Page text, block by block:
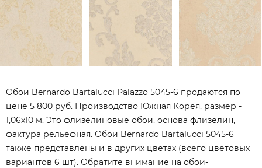
Обои Bernardo Bartalucci Palazzo 5045-6 продаются по
цене 5 800 руб. Производство Южная Корея, размер -
1,06x10 м. Это флизелиновые обои, основа флизелин,
фактура рельефная. Обои Bernardo Bartalucci 5045-6
также представлены и в других цветах (всего цветовых
вариантов 6 шт). Обратите внимание на обои-